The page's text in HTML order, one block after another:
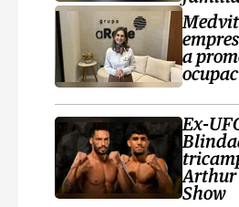
a
Ex-
Arthur
Show